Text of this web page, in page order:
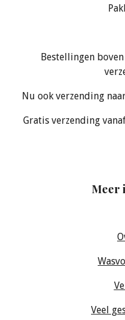
Bestellingen
Nu ook verzending
Gratis verzending
Meer
Veel